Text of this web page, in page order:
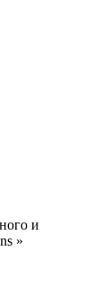
и
»